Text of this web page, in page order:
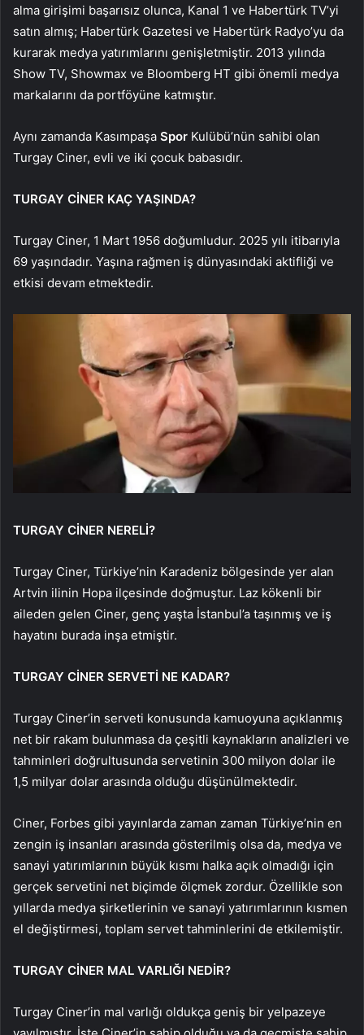
alma girişimi başarısız olunca, Kanal 1 ve Habertürk TV’yi
satın almış; Habertürk Gazetesi ve Habertürk Radyo’yu da
kurarak medya yatırımlarını genişletmiştir. 2013 yılında
Show TV, Showmax ve Bloomberg HT gibi önemli medya
markalarını da portföyüne katmıştır.
Aynı zamanda Kasımpaşa Spor Kulübü’nün sahibi olan
Turgay Ciner, evli ve iki çocuk babasıdır.
TURGAY CİNER KAÇ YAŞINDA?
Turgay Ciner, 1 Mart 1956 doğumludur. 2025 yılı itibarıyla
69 yaşındadır. Yaşına rağmen iş dünyasındaki aktifliği ve
etkisi devam etmektedir.
TURGAY CİNER NERELİ?
Turgay Ciner, Türkiye’nin Karadeniz bölgesinde yer alan
Artvin ilinin Hopa ilçesinde doğmuştur. Laz kökenli bir
aileden gelen Ciner, genç yaşta İstanbul’a taşınmış ve iş
hayatını burada inşa etmiştir.
TURGAY CİNER SERVETİ NE KADAR?
Turgay Ciner’in serveti konusunda kamuoyuna açıklanmış
net bir rakam bulunmasa da çeşitli kaynakların analizleri ve
tahminleri doğrultusunda servetinin 300 milyon dolar ile
1,5 milyar dolar arasında olduğu düşünülmektedir.
Ciner, Forbes gibi yayınlarda zaman zaman Türkiye’nin en
zengin iş insanları arasında gösterilmiş olsa da, medya ve
sanayi yatırımlarının büyük kısmı halka açık olmadığı için
gerçek servetini net biçimde ölçmek zordur. Özellikle son
yıllarda medya şirketlerinin ve sanayi yatırımlarının kısmen
el değiştirmesi, toplam servet tahminlerini de etkilemiştir.
TURGAY CİNER MAL VARLIĞI NEDİR?
Turgay Ciner’in mal varlığı oldukça geniş bir yelpazeye